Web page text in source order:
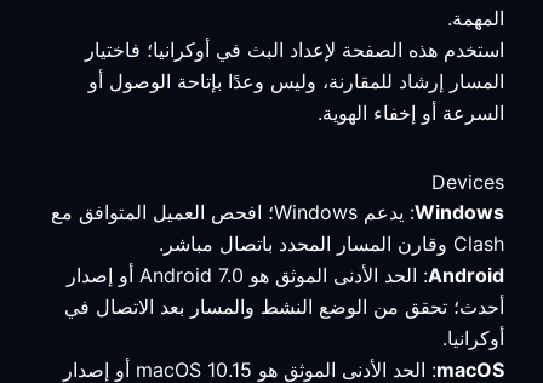
المهمة.
استخدم هذه الصفحة لإعداد البث في أوكرانيا؛ فاختيار
المسار إرشاد للمقارنة، وليس وعدًا بإتاحة الوصول أو
السرعة أو إخفاء الهوية.
Devices
Windows
: يدعم Windows؛ افحص العميل المتوافق مع
Clash وقارن المسار المحدد باتصال مباشر.
Android
: الحد الأدنى الموثق هو Android 7.0 أو إصدار
أحدث؛ تحقق من الوضع النشط والمسار بعد الاتصال في
أوكرانيا.
macOS
: الحد الأدنى الموثق هو macOS 10.15 أو إصدار